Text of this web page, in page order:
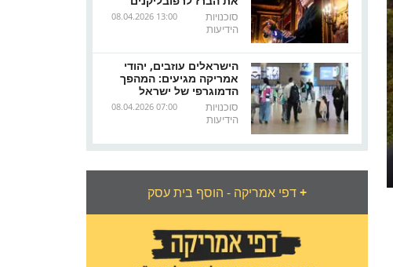
08.04.2026 13:00
סוכנויות
הידיעות
הישראלים עוזבים, יהודי
אמריקה מגיעים: המהפך
הדמוגרפי של ישראל
08.04.2026 07:00
סוכנויות
הידיעות
דפי אמריקה - הוסף בית עסק+